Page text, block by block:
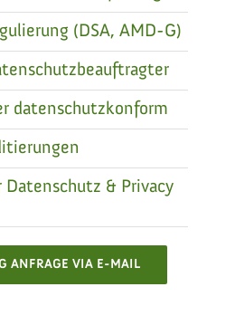
(DSA, AMD-G)
datenschutzkonform
Datenschutz & Privacy
ANFRAGE VIA E-MAIL